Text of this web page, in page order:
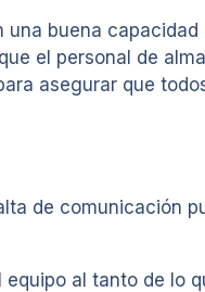
buena capacidad
el personal de
asegurar que
de comunicación
al tanto de lo